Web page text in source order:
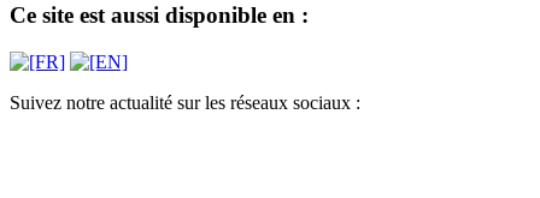
Ce site est aussi disponible en :
Suivez notre actualité sur les réseaux sociaux :